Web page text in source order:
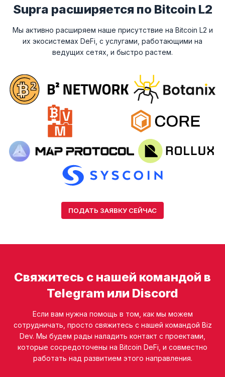
Supra расширяется по Bitcoin L2
Мы активно расширяем наше присутствие на Bitcoin L2 и
их экосистемах DeFi, с услугами, работающими на
ведущих сетях, и быстро растем.
ПОДАТЬ ЗАЯВКУ СЕЙЧАС
Свяжитесь с нашей командой в
Telegram или Discord
Если вам нужна помощь в том, как мы можем
сотрудничать, просто свяжитесь с нашей командой Biz
Dev. Мы будем рады наладить контакт с проектами,
которые сосредоточены на Bitcoin DeFi, и совместно
работать над развитием этого направления.